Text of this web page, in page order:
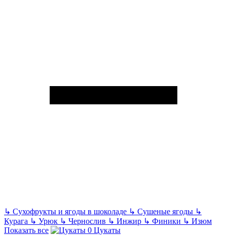
↳ Сухофрукты и ягоды в шоколаде ↳ Сушеные ягоды ↳
Курага ↳ Урюк ↳ Чернослив ↳ Инжир ↳ Финики ↳ Изюм
Показать все
Цукаты